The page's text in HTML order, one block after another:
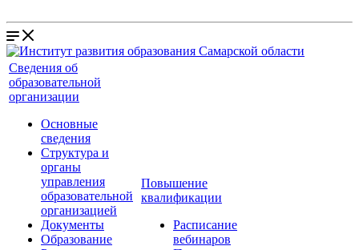
Сведения об
образовательной
организации
Основные
сведения
Структура и
органы
управления
образовательной
организацией
Документы
Образование
Повышение
квалификации
Расписание
вебинаров